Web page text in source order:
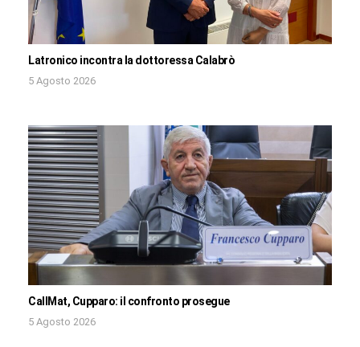
Latronico incontra la dottoressa Calabrò
5 Agosto 2026
CallMat, Cupparo: il confronto prosegue
5 Agosto 2026